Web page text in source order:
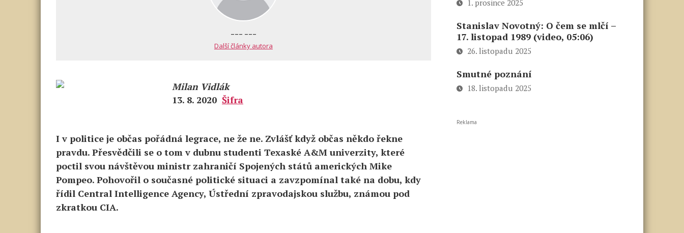
--- ---
Další články autora
Milan Vidlák
13. 8. 2020 Šifra
I v politice je občas pořádná legrace, ne že ne. Zvlášť když občas někdo řekne
pravdu. Přesvědčili se o tom v dubnu studenti Texaské A&M univerzity, které
poctil svou návštěvou ministr zahraničí Spojených států amerických Mike
Pompeo. Pohovořil o současné politické situaci a zavzpomínal také na dobu, kdy
řídil Central Intelligence Agency, Ústřední zpravodajskou službu, známou pod
zkratkou CIA.
1. prosince 2025
Stanislav Novotný: O čem se mlčí –
17. listopad 1989 (video, 05:06)
26. listopadu 2025
Smutné poznání
18. listopadu 2025
Reklama